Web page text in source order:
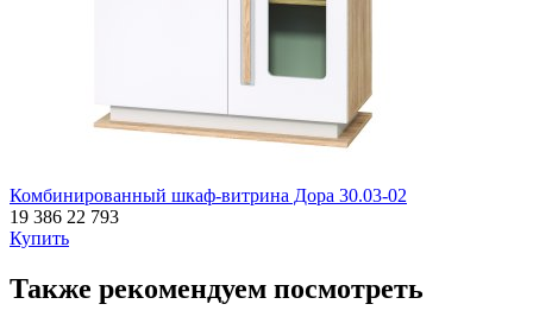
Комбинированный шкаф-витрина Дора 30.03-02
19 386 22 793
Купить
Также рекомендуем посмотреть